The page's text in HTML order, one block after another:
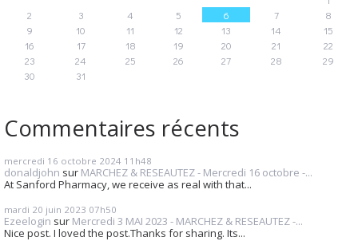
2
3 4 5 6 7
8
9
10 11 12 13 14
15
16
17 18 19 20 21
22
23
24 25 26 27 28
29
30
31
Commentaires récents
mercredi 16 octobre 2024 11h48
donaldjohn sur MARCHEZ & RESEAUTEZ - Mercredi 16 octobre -...
At Sanford Pharmacy, we receive as real with that...
mardi 20 juin 2023 07h50
Ezeelogin sur Mercredi 3 MAI 2023 - MARCHEZ & RESEAUTEZ -...
Nice post. I loved the post.Thanks for sharing. Its...